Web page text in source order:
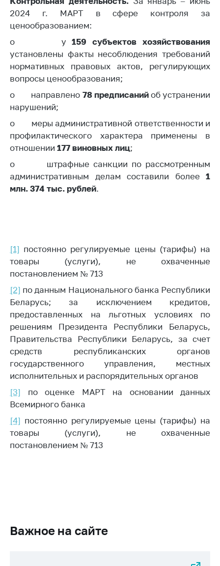
2024 г. МАРТ в сфере контроля за
ценообразованием:
o у159 субъектов хозяйствования
установлены факты несоблюдения требований
нормативных правовых актов, регулирующих
вопросы ценообразования;
o направлено 78 предписанийоб устранении
нарушений;
o меры административной ответственности и
профилактического характера применены в
отношении 177 виновных лиц;
o штрафные санкции по рассмотренным
административным делам составили более 1
млн. 374 тыс. рублей.
[1] постоянно регулируемые цены (тарифы) на
товары (услуги), не охваченные
постановлением № 713
[2] по данным Национального банка Республики
Беларусь; за исключением кредитов,
предоставленных на льготных условиях по
решениям Президента Республики Беларусь,
Правительства Республики Беларусь, за счет
средств республиканских органов
государственного управления, местных
исполнительных и распорядительных органов
[3] по оценке МАРТ на основании данных
Всемирного банка
[4] постоянно регулируемые цены (тарифы) на
товары (услуги), не охваченные
постановлением № 713
Важное на сайте